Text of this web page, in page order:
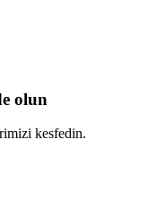
olun
kesfedin.